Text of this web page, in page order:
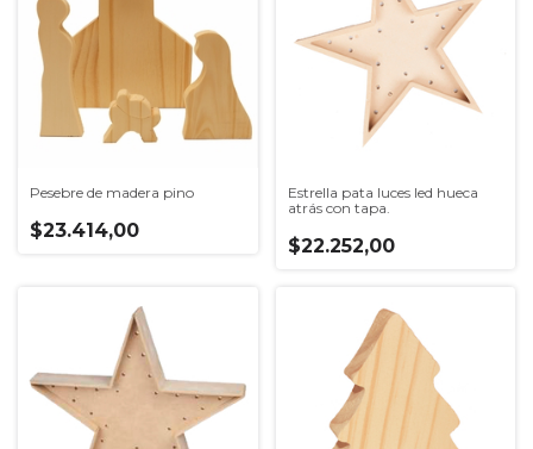
Pesebre de madera pino
$23.414,00
Estrella pata luces led hueca
atrás con tapa.
$22.252,00